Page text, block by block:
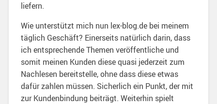
liefern.
Wie unterstützt mich nun lex-blog.de bei meinem
täglich Geschäft? Einerseits natürlich darin, dass
ich entsprechende Themen veröffentliche und
somit meinen Kunden diese quasi jederzeit zum
Nachlesen bereitstelle, ohne dass diese etwas
dafür zahlen müssen. Sicherlich ein Punkt, der mit
zur Kundenbindung beiträgt. Weiterhin spielt